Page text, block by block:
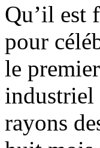
Qu’il est
pour
le
industriel
rayons